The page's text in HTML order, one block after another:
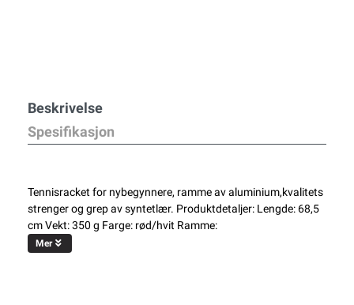
Beskrivelse
Spesifikasjon
Tennisracket for nybegynnere, ramme av aluminium,kvalitets
strenger og grep av syntetlær. Produktdetaljer: Lengde: 68,5
cm Vekt: 350 g Farge: rød/hvit Ramme:
Mer